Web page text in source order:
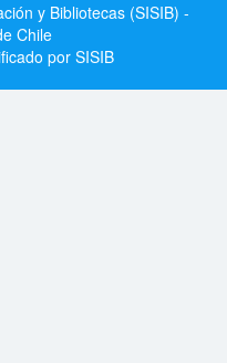
y Bibliotecas (SISIB) -
Chile
por SISIB